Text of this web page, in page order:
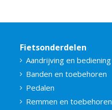
Fietsonderdelen
Aandrijving en bediening
Banden en toebehoren
Pedalen
Remmen en toebehoren